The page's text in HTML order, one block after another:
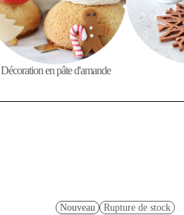
Décoration en pâte d'amande
Nouveau Rupture de stock